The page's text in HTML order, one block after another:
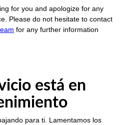
for you and apologize for any
Please do not hesitate to contact
for any further information
está en
para ti. Lamentamos los